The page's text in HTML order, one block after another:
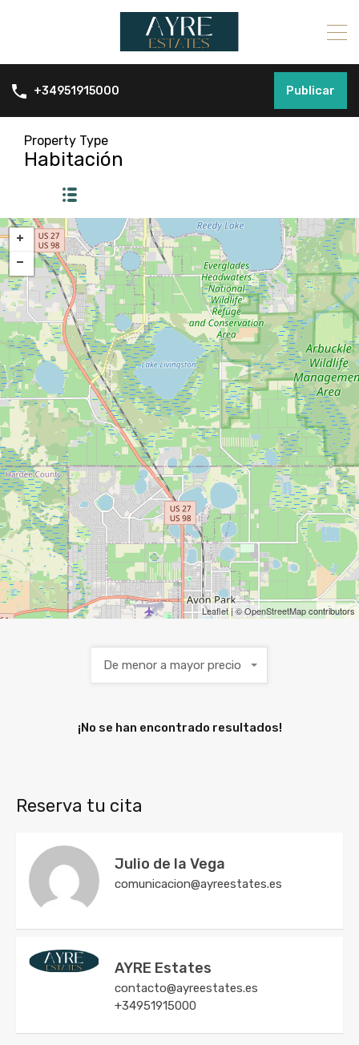
+34951915000 Publicar
Property Type
Habitación
Leaflet| ©OpenStreetMapcontributors
De menor a mayor precio
¡No se han encontrado resultados!
Reserva tu cita
Julio de la Vega
comunicacion@ayreestates.es
AYRE Estates
contacto@ayreestates.es
+34951915000